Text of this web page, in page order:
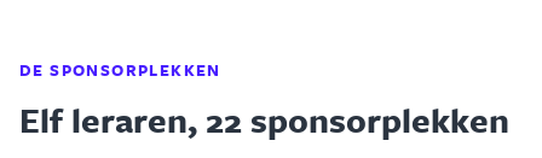
DE SPONSORPLEKKEN
Elf leraren, 22 sponsorplekken